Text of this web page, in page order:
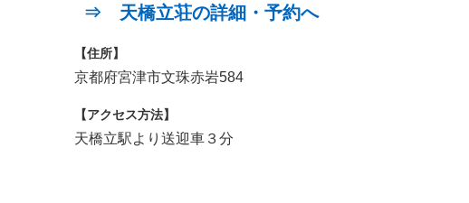
⇒ 天橋立荘の詳細・予約へ
【住所】
京都府宮津市文珠赤岩584
【アクセス方法】
天橋立駅より送迎車３分